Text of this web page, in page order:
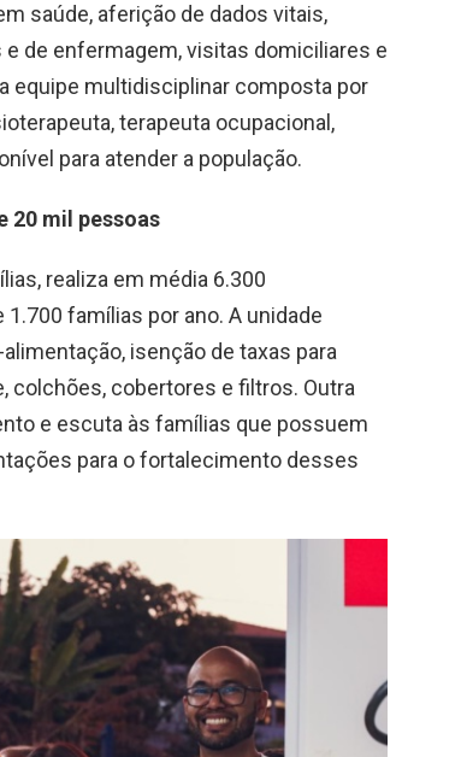
saúde, aferição de dados vitais,
de enfermagem, visitas domiciliares e
equipe multidisciplinar composta por
terapeuta ocupacional,
para atender a população.
20 mil pessoas
realiza em média 6.300
famílias por ano. A unidade
isenção de taxas para
colchões, cobertores e filtros. Outra
e escuta às famílias que possuem
para o fortalecimento desses